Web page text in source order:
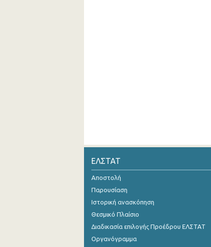
ΕΛΣΤΑΤ
Αποστολή
Παρουσίαση
Ιστορική ανασκόπηση
Θεσμικό Πλαίσιο
Διαδικασία επιλογής Προέδρου ΕΛΣΤΑΤ
Οργανόγραμμα